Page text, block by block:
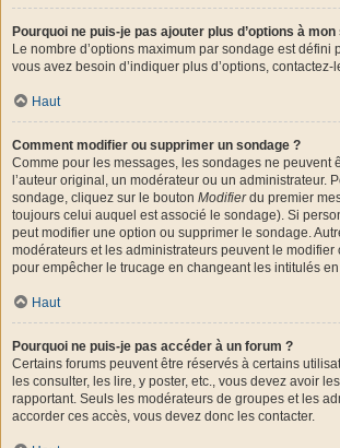
Pourquoi ne puis-je pas ajouter plus d’options à mon
Le nombre d’options maximum par sondage est défini
vous avez besoin d’indiquer plus d’options, contactez-
Haut
Comment modifier ou supprimer un sondage ?
Comme pour les messages, les sondages ne peuvent
l’auteur original, un modérateur ou un administrateur.
sondage, cliquez sur le bouton Modifierdu premier
toujours celui auquel est associé le sondage). Si
peut modifier une option ou supprimer le sondage.
modérateurs et les administrateurs peuvent le modifier
pour empêcher le trucage en changeant les intitulés
Haut
Pourquoi ne puis-je pas accéder à un forum ?
Certains forums peuvent être réservés à certains
les consulter, les lire, y poster, etc., vous devez avoir
rapportant. Seuls les modérateurs de groupes et les
accorder ces accès, vous devez donc les contacter.